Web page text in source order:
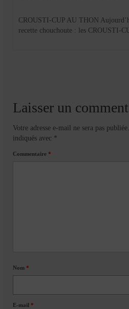
CROUSTI-CUP AU THON
recette chouchoute : les CROUSTI-
Laisser un
Votre adresse e-mail ne sera pas publiée.
indiqués avec *
Commentaire *
Nom *
E-mail *